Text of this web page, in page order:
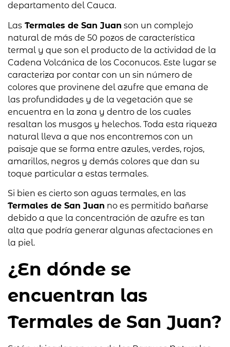
departamento del Cauca.
Las Termales de San Juan son un complejo
natural de más de 50 pozos de característica
termal y que son el producto de la actividad de la
Cadena Volcánica de los Coconucos. Este lugar se
caracteriza por contar con un sin número de
colores que provinene del azufre que emana de
las profundidades y de la vegetación que se
encuentra en la zona y dentro de los cuales
resaltan los musgos y helechos. Toda esta riqueza
natural lleva a que nos encontremos con un
paisaje que se forma entre azules, verdes, rojos,
amarillos, negros y demás colores que dan su
toque particular a estas termales.
Si bien es cierto son aguas termales, en las
Termales de San Juan no es permitido bañarse
debido a que la concentración de azufre es tan
alta que podría generar algunas afectaciones en
la piel.
¿En dónde se
encuentran las
Termales de San Juan?